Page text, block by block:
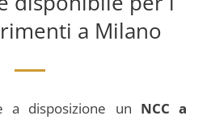
a Milano
a disposizione un NCC a